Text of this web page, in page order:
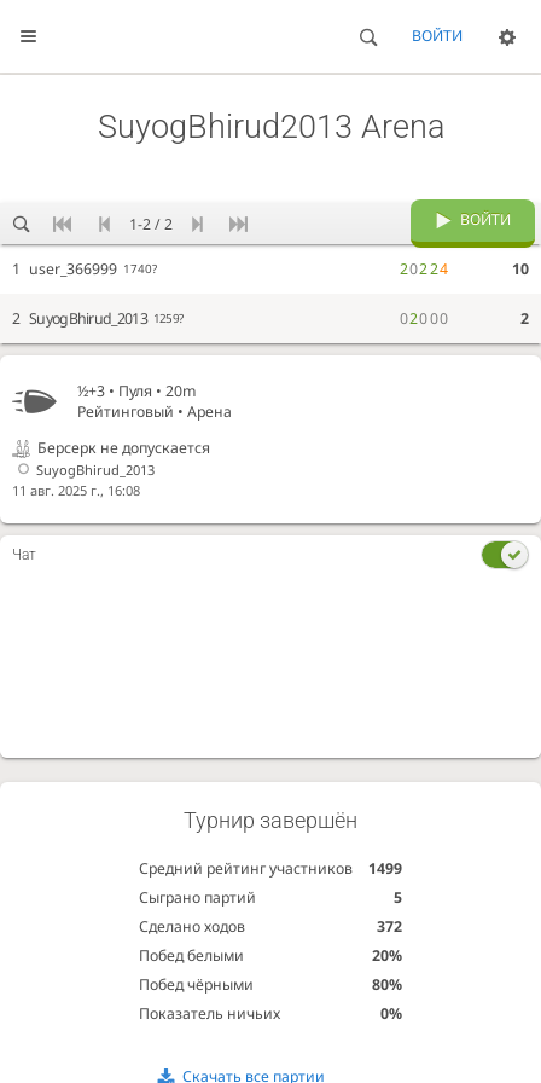
ВОЙТИ
½+3 • Пуля • 20m
Рейтинговый • Арена
Берсерк не допускается
SuyogBhirud_2013
11 авг. 2025 г., 16:08
Чат
Турнир завершён
Средний рейтинг участников
1499
Сыграно партий
5
Сделано ходов
372
Побед белыми
20%
Побед чёрными
80%
Показатель ничьих
0%
Скачать все партии
SuyogBhirud2013 Arena
1-2 / 2 ВОЙТИ
1 user_366999 1740? 20224 10
2 SuyogBhirud_2013 1259? 02000 2